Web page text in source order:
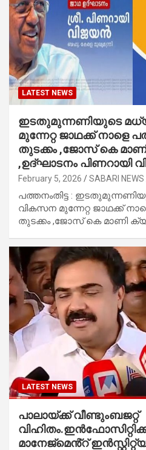
LATEST NEWS
ഇടതുമുന്നണിയുടെ
മുന്നേറ്റ ജാഥക്ക് നാളെ
തുടക്കം ,ജോസ് കെ
,ഉദ്‌ഘാടനം പിണറായി
February 5, 2026 SABARI NEWS
പത്തനംതിട്ട :
വികസന മുന്നേറ്റ ജാഥക്ക്
തുടക്കം ,ജോസ് കെ മാണി
LATEST NEWS
പാലായ്ക്ക് വീണ്ടുംബജറ്റ്
മാനേജ്മെൻ്റ്